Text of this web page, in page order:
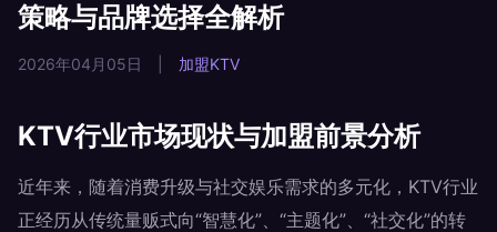
策略与品牌选择全解析
2026年04月05日 加盟KTV
KTV行业市场现状与加盟前景分析
近年来，随着消费升级与社交娱乐需求的多元化，KTV行业
正经历从传统量贩式向“智慧化”、“主题化”、“社交化”的转